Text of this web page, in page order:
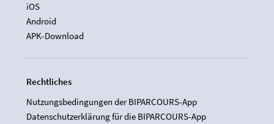
iOS
Android
APK-Download
Rechtliches
Nutzungsbedingungen der BIPARCOURS-App
Datenschutzerklärung für die BIPARCOURS-App